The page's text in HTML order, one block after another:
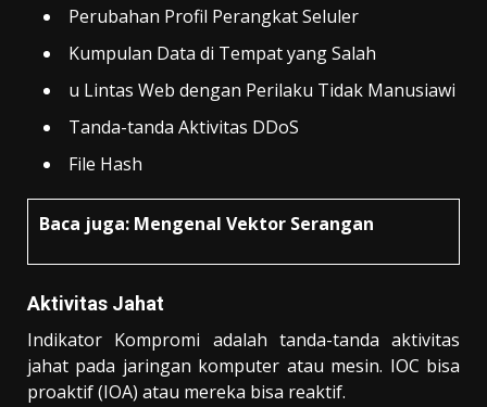
Perubahan Profil Perangkat Seluler
Kumpulan Data di Tempat yang Salah
u Lintas Web dengan Perilaku Tidak Manusiawi
Tanda-tanda Aktivitas DDoS
File Hash
Baca juga: Mengenal Vektor Serangan
Aktivitas Jahat
Indikator Kompromi adalah tanda-tanda aktivitas
jahat pada jaringan komputer atau mesin. IOC bisa
proaktif (IOA) atau mereka bisa reaktif.